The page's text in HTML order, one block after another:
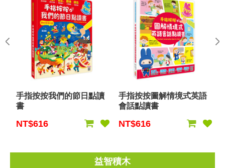
手指按按我們的節日點讀
書
NT$616
手指按按圖解情境式英語
會話點讀書
NT$616
益智積木